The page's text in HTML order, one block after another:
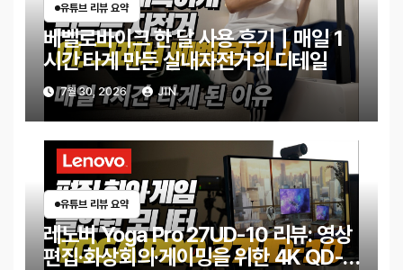
유튜브 리뷰 요약
베벨로바이크 한 달 사용 후기｜매일 1
시간 타게 만든 실내자전거의 디테일
7월 30, 2026 JIN
유튜브 리뷰 요약
레노버 Yoga Pro 27UD-10 리뷰: 영상
편집·화상회의·게이밍을 위한 4K QD-